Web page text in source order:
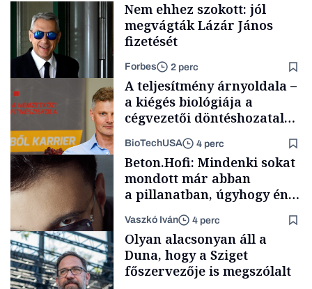
Politika
Nem ehhez szokott: jól
megvágták Lázár János
fizetését
Forbes 2 perc
Content Lab HUB
A teljesítmény árnyoldala –
a kiégés biológiája a
cégvezetői döntéshozatal
BioTechUSA 4 perc
Beton.Hofi: Mindenki sokat
mondott már abban
a pillanatban, úgyhogy én
a legsarkosabb
gondolataimat akartam
kimondani
Vaszkó Iván 4 perc
Olyan alacsonyan áll a
Duna, hogy a Sziget
főszervezője is megszólalt